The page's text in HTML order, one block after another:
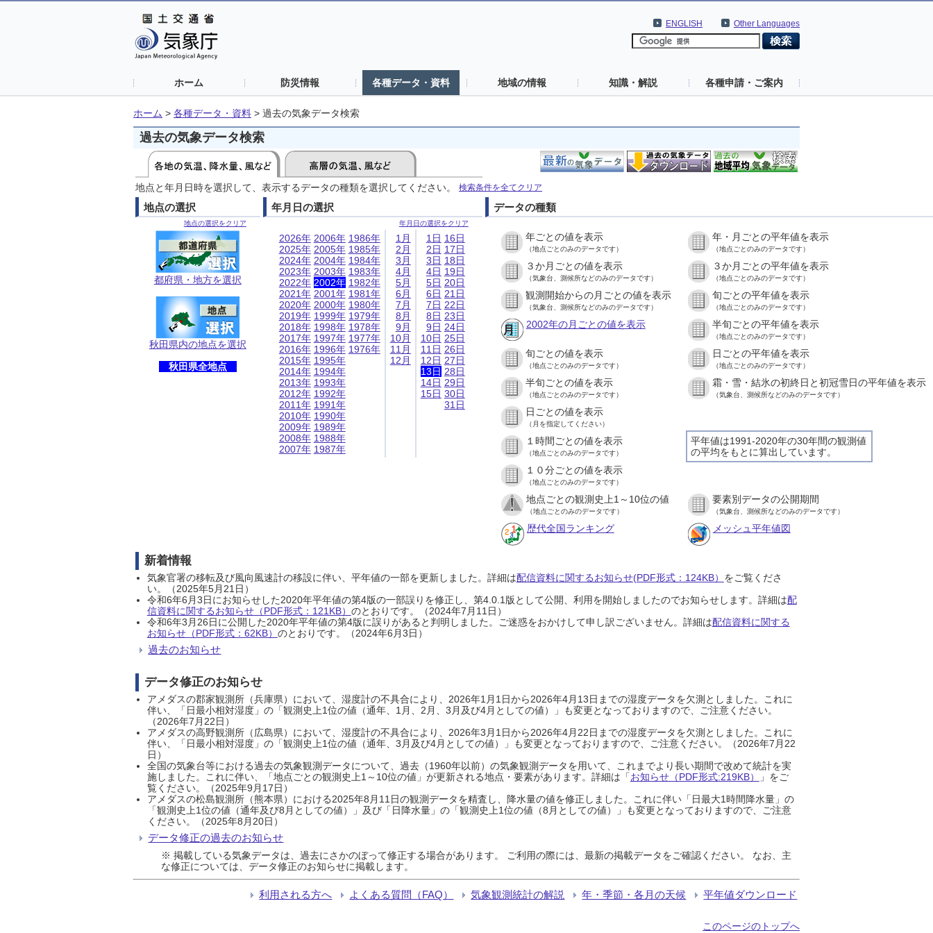
Other Languages
ENGLISH
ホーム 防災情報 各種データ・資料 地域の情報 知識・解説 各種申請・ご案内
ホーム > 各種データ・資料 > 過去の気象データ検索
過去の気象データ検索
地点と年月日時を選択して、表示するデータの種類を選択してください。 検索条件を全てクリア
地点の選択
地点の選択をクリア
都府県・地方を選択
秋田県内の地点を選択
秋田県全地点
年月日の選択
年月日の選択をクリア
2026年
2025年
2024年
2023年
2022年
2021年
2020年
2019年
2018年
2017年
2016年
2015年
2014年
2013年
2012年
2011年
2010年
2009年
2008年
2007年
2006年
2005年
2004年
2003年
2002年
2001年
2000年
1999年
1998年
1997年
1996年
1995年
1994年
1993年
1992年
1991年
1990年
1989年
1988年
1987年
1986年
1985年
1984年
1983年
1982年
1981年
1980年
1979年
1978年
1977年
1976年
1月
2月
3月
4月
5月
6月
7月
8月
9月
10月
11月
12月
1日
2日
3日
4日
5日
6日
7日
8日
9日
10日
11日
12日
13日
14日
15日
16日
17日
18日
19日
20日
21日
22日
23日
24日
25日
26日
27日
28日
29日
30日
31日
データの種類
年ごとの値を表示
（地点ごとのみのデータです）
年・月ごとの平年値を表示
（地点ごとのみのデータです）
３か月ごとの値を表示
（気象台、測候所などのみのデータです）
３か月ごとの平年値を表示
（地点ごとのみのデータです）
観測開始からの月ごとの値を表示
（気象台、測候所などのみのデータです）
旬ごとの平年値を表示
（地点ごとのみのデータです）
2002年の月ごとの値を表示 半旬ごとの平年値を表示
（地点ごとのみのデータです）
旬ごとの値を表示
（地点ごとのみのデータです）
日ごとの平年値を表示
（地点ごとのみのデータです）
半旬ごとの値を表示
（地点ごとのみのデータです）
霜・雪・結氷の初終日と初冠雪日の平年値を表示
（気象台、測候所などのみのデータです）
日ごとの値を表示
（月を指定してください）
平年値は1991-2020年の30年間の観測値
の平均をもとに算出しています。
１時間ごとの値を表示
（地点ごとのみのデータです）
１０分ごとの値を表示
（地点ごとのみのデータです）
地点ごとの観測史上1～10位の値
（地点ごとのみのデータです）
要素別データの公開期間
（気象台、測候所などのみのデータです）
歴代全国ランキング メッシュ平年値図
新着情報
気象官署の移転及び風向風速計の移設に伴い、平年値の一部を更新しました。詳細は配信資料に関するお知らせ(PDF形式：124KB） をご覧くださ
い。（2025年5月21日）
令和6年6月3日にお知らせした2020年平年値の第4版の一部誤りを修正し、第4.0.1版として公開、利用を開始しましたのでお知らせします。詳細は配
信資料に関するお知らせ（PDF形式：121KB） のとおりです。（2024年7月11日）
令和6年3月26日に公開した2020年平年値の第4版に誤りがあると判明しました。ご迷惑をおかけして申し訳ございません。詳細は配信資料に関する
お知らせ（PDF形式：62KB） のとおりです。（2024年6月3日）
過去のお知らせ
データ修正のお知らせ
アメダスの郡家観測所（兵庫県）において、湿度計の不具合により、2026年1月1日から2026年4月13日までの湿度データを欠測としました。これに
伴い、「日最小相対湿度」の「観測史上1位の値（通年、1月、2月、3月及び4月としての値）」も変更となっておりますので、ご注意ください。
（2026年7月22日）
アメダスの高野観測所（広島県）において、湿度計の不具合により、2026年3月1日から2026年4月22日までの湿度データを欠測としました。これに
伴い、「日最小相対湿度」の「観測史上1位の値（通年、3月及び4月としての値）」も変更となっておりますので、ご注意ください。（2026年7月22
日）
全国の気象台等における過去の気象観測データについて、過去（1960年以前）の気象観測データを用いて、これまでより長い期間で改めて統計を実
施しました。これに伴い、「地点ごとの観測史上1～10位の値」が更新される地点・要素があります。詳細は「お知らせ（PDF形式:219KB）
」をご
覧ください。（2025年9月17日）
アメダスの松島観測所（熊本県）における2025年8月11日の観測データを精査し、降水量の値を修正しました。これに伴い「日最大1時間降水量」の
「観測史上1位の値（通年及び8月としての値）」及び「日降水量」の「観測史上1位の値（8月としての値）」も変更となっておりますので、ご注意
ください。（2025年8月20日）
データ修正の過去のお知らせ
※ 掲載している気象データは、過去にさかのぼって修正する場合があります。 ご利用の際には、最新の掲載データをご確認ください。 なお、主
な修正については、データ修正のお知らせに掲載します。
利用される方へ よくある質問（FAQ） 気象観測統計の解説 年・季節・各月の天候 平年値ダウンロード
このページのトップへ